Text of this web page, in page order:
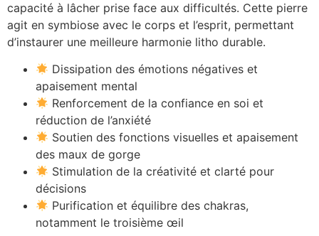
capacité à lâcher prise face aux difficultés. Cette pierre
agit en symbiose avec le corps et l’esprit, permettant
d’instaurer une meilleure harmonie litho durable.
Dissipation des émotions négatives et
apaisement mental
Renforcement de la confiance en soi et
réduction de l’anxiété
Soutien des fonctions visuelles et apaisement
des maux de gorge
Stimulation de la créativité et clarté pour
décisions
Purification et équilibre des chakras,
notamment le troisième œil